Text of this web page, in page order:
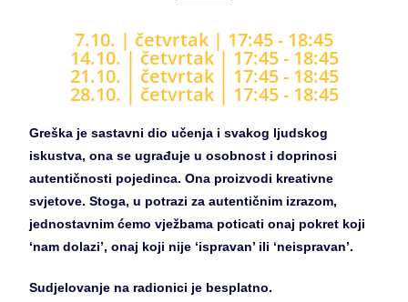
7.10. | četvrtak | 17:45 - 18:45
14.10. | četvrtak| 17:45 - 18:45
21.10. | četvrtak| 17:45 - 18:45
28.10. | četvrtak| 17:45 - 18:45
Greška je sastavni dio učenja i svakog ljudskog
iskustva, ona se ugrađuje u osobnost i doprinosi
autentičnosti pojedinca.Ona proizvodi kreativne
svjetove. Stoga, u potrazi za autentičnim izrazom,
jednostavnim ćemo vježbama poticati onaj pokret koji
‘nam dolazi’, onaj koji nije ‘ispravan’ ili ‘neispravan’.
Sudjelovanje na radionici je besplatno.